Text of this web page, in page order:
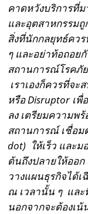
คาดหวังบริการที่
และอุตสาหกรรม
สิ่งที่นักกลยุทธ์คว
ๆ และอย่าท้อถอย
สถานการณ์โรคภั
เราเองก็ควรที่จ
หรือDisruptorเพื่
ลง เตรียมความพ
สถานการณ์ เชื่อ
dot) ให้เร็ว และ
ต้นถึงปลายให้ออก
วางแผนธุรกิจได้
ณ เวลานั้น ๆ แล
นอกจากจะต้องเ